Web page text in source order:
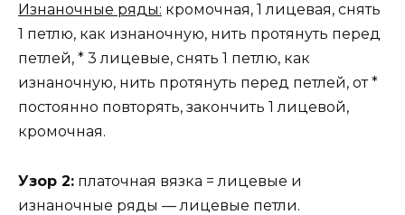
Изнаночные ряды: кромочная, 1 лицевая, снять
1 петлю, как изнаночную, нить протянуть перед
петлей, * 3 лицевые, снять 1 петлю, как
изнаночную, нить протянуть перед петлей, от *
постоянно повторять, закончить 1 лицевой,
кромочная.
Узор 2: платочная вязка = лицевые и
изнаночные ряды — лицевые петли.